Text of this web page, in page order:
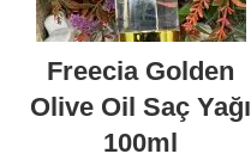
Freecia Golden
Olive Oil Saç Yağı
100ml